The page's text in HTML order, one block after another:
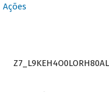
Ações